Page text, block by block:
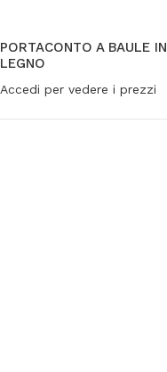
PORTACONTO A BAULE IN
LEGNO
Accedi per vedere i prezzi